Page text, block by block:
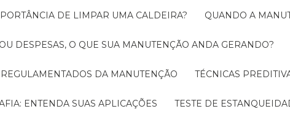
DE LIMPAR UMA CALDEIRA? QUANDO A
OU DESPESAS, O QUE SUA MANUTENÇÃO ANDA GERANDO?
REGULAMENTADOS DA MANUTENÇÃO TÉCNICAS
ENTENDA SUAS APLICAÇÕES TESTE DE